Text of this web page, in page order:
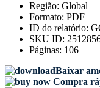
Região: Global
Formato: PDF
ID do relatório:
SKU ID:
Páginas: 106
Baixar
Compra